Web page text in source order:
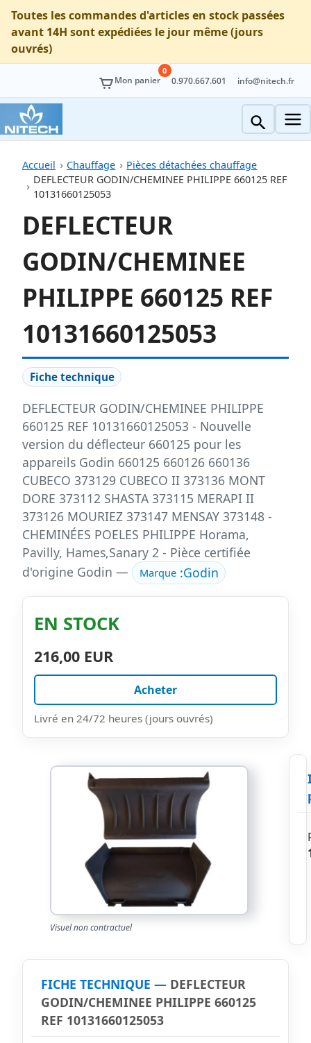
Toutes les commandes d'articles en stock passées
avant 14H sont expédiées le jour même (jours
ouvrés)
Mon panier
0
0.970.667.601 info@nitech.fr
Accueil Chauffage
Pièces détachées chauffage
DEFLECTEUR GODIN/CHEMINEE PHILIPPE 660125 REF
10131660125053
DEFLECTEUR
GODIN/CHEMINEE
PHILIPPE 660125 REF
10131660125053
Fiche technique
DEFLECTEUR GODIN/CHEMINEE PHILIPPE
660125 REF 10131660125053 - Nouvelle
version du déflecteur 660125 pour les
appareils Godin 660125 660126 660136
CUBECO 373129 CUBECO II 373136 MONT
DORE 373112 SHASTA 373115 MERAPI II
373126 MOURIEZ 373147 MENSAY 373148 -
CHEMINÉES POELES PHILIPPE Horama,
Pavilly, Hames,Sanary 2 - Pièce certifiée
d'origine Godin —
Marque:Godin
EN STOCK
216,00 EUR
Acheter
Livré en 24/72 heures (jours ouvrés)
Visuel non contractuel
FICHE TECHNIQUE — DEFLECTEUR
GODIN/CHEMINEE PHILIPPE 660125
REF 10131660125053